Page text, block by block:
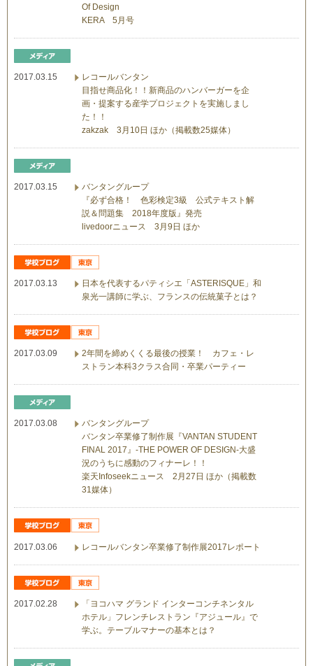
Of Design
KERA 5月号
2017.03.15
レコールバンタン
目指せ商品化！！新商品のハンバーガーを企
画・提案する産学プロジェクトを実施しまし
た！！
zakzak 3月10日 ほか（掲載数25媒体）
2017.03.15
バンタングループ
『必ず合格！ 色彩検定3級 公式テキスト解
説＆問題集 2018年度版』発売
livedoorニュース 3月9日 ほか
2017.03.13
日本を代表するパティシエ「ASTERISQUE」和
泉光一講師に学ぶ、フランスの伝統菓子とは？
2017.03.09
2年間を締めくくる最後の授業！ カフェ・レ
ストラン本科3クラス合同・卒業パーティー
2017.03.08
バンタングループ
バンタン卒業修了制作展『VANTAN STUDENT
FINAL 2017』-THE POWER OF DESIGN-大盛
況のうちに感動のフィナーレ！！
楽天Infoseekニュース 2月27日 ほか（掲載数
31媒体）
2017.03.06 レコールバンタン卒業修了制作展2017レポート
2017.02.28
「ヨコハマ グランド インターコンチネンタル
ホテル」フレンチレストラン『アジュール』で
学ぶ。テーブルマナーの基本とは？